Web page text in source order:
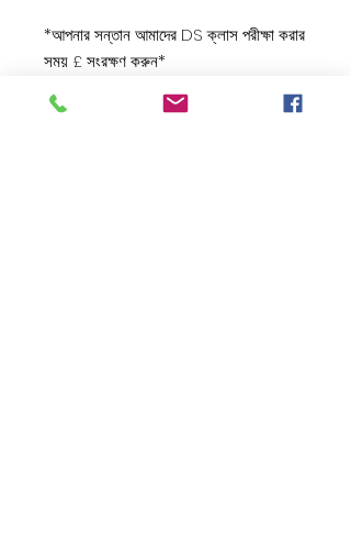
*আপনার সন্তান আমাদের DS ক্লাস পরীক্ষা করার
সময় £ সংরক্ষণ করুন*